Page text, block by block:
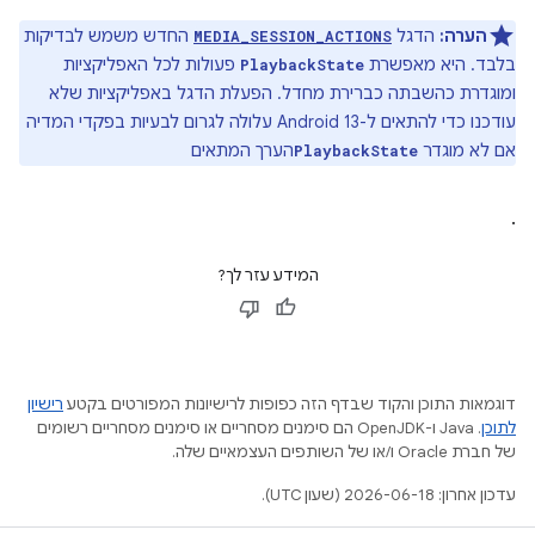
הערה: הדגל MEDIA_SESSION_ACTIONS החדש משמש לבדיקות
בלבד. היא מאפשרת PlaybackState פעולות לכל האפליקציות
ומוגדרת כהשבתה כברירת מחדל. הפעלת הדגל באפליקציות שלא
עודכנו כדי להתאים ל-Android 13 עלולה לגרום לבעיות בפקדי המדיה
אם לא מוגדר PlaybackStateהערך המתאים
.
המידע עזר לך?
דוגמאות התוכן והקוד שבדף הזה כפופות לרישיונות המפורטים בקטע רישיון
לתוכן
.‏ Java ו-OpenJDK הם סימנים מסחריים או סימנים מסחריים רשומים
של חברת Oracle ו/או של השותפים העצמאיים שלה.
עדכון אחרון: 2026-06-18 (שעון UTC).